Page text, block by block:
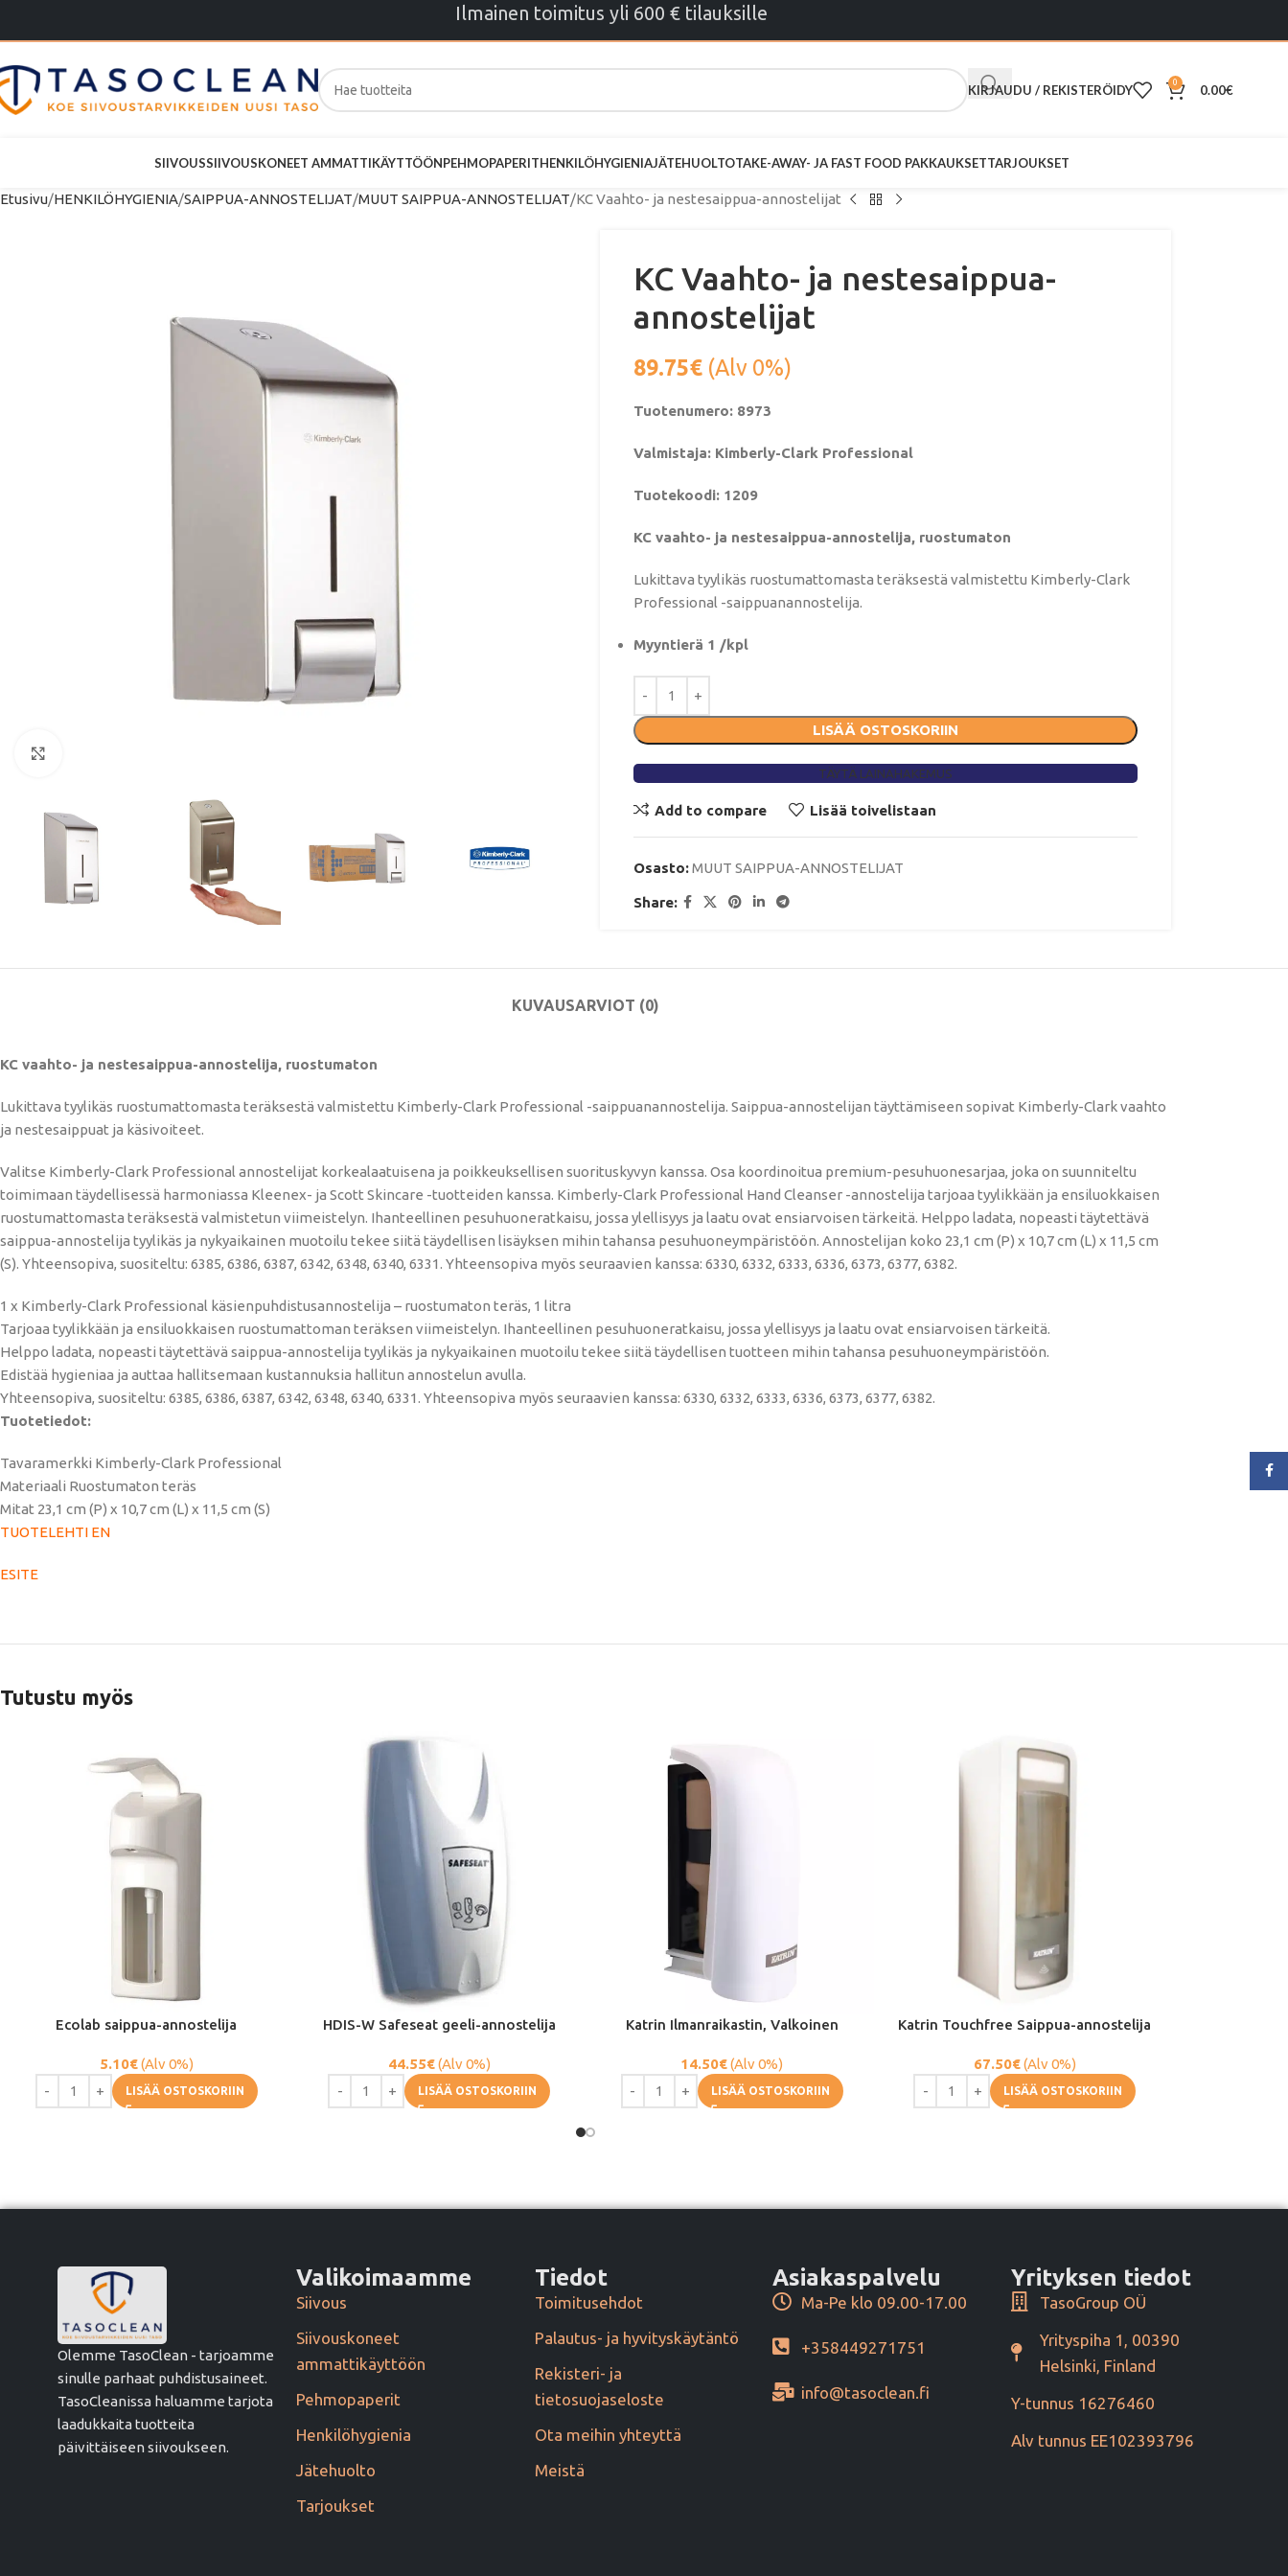
Ilmainen toimitus yli 600 € tilauksille
KIRJAUDU / REKISTERÖIDY 0 0.00€
SIIVOUSSIIVOUSKONEET AMMATTIKÄYTTÖÖNPEHMOPAPERITHENKILÖHYGIENIAJÄTEHUOLTOTAKE-AWAY- JA FAST FOOD PAKKAUKSETTARJOUKSET
Etusivu HENKILÖHYGIENIA SAIPPUA-ANNOSTELIJAT MUUT SAIPPUA-ANNOSTELIJAT KC Vaahto- ja nestesaippua-annostelijat
KC Vaahto- ja nestesaippua-
annostelijat
89.75€(Alv 0%)
Tuotenumero: 8973
Valmistaja: Kimberly-Clark Professional
Tuotekoodi: 1209
KC vaahto- ja nestesaippua-annostelija, ruostumaton
Lukittava tyylikäs ruostumattomasta teräksestä valmistettu Kimberly-Clark
Professional -saippuanannostelija.
Myyntierä 1 /kpl
LISÄÄ OSTOSKORIIN
TÄYTÄ LAINAHAKEMUS
Add to compare Lisää toivelistaan
Osasto:MUUT SAIPPUA-ANNOSTELIJAT
Share:
KUVAUSARVIOT (0)
KC vaahto- ja nestesaippua-annostelija, ruostumaton
Lukittava tyylikäs ruostumattomasta teräksestä valmistettu Kimberly-Clark Professional -saippuanannostelija. Saippua-annostelijan täyttämiseen sopivat Kimberly-Clark vaahto
ja nestesaippuat ja käsivoiteet.
Valitse Kimberly-Clark Professional annostelijat korkealaatuisena ja poikkeuksellisen suorituskyvyn kanssa. Osa koordinoitua premium-pesuhuonesarjaa, joka on suunniteltu
toimimaan täydellisessä harmoniassa Kleenex- ja Scott Skincare -tuotteiden kanssa. Kimberly-Clark Professional Hand Cleanser -annostelija tarjoaa tyylikkään ja ensiluokkaisen
ruostumattomasta teräksestä valmistetun viimeistelyn. Ihanteellinen pesuhuoneratkaisu, jossa ylellisyys ja laatu ovat ensiarvoisen tärkeitä. Helppo ladata, nopeasti täytettävä
saippua-annostelija tyylikäs ja nykyaikainen muotoilu tekee siitä täydellisen lisäyksen mihin tahansa pesuhuoneympäristöön. Annostelijan koko 23,1 cm (P) x 10,7 cm (L) x 11,5 cm
(S). Yhteensopiva, suositeltu: 6385, 6386, 6387, 6342, 6348, 6340, 6331. Yhteensopiva myös seuraavien kanssa: 6330, 6332, 6333, 6336, 6373, 6377, 6382.
1 x Kimberly-Clark Professional käsienpuhdistusannostelija – ruostumaton teräs, 1 litra
Tarjoaa tyylikkään ja ensiluokkaisen ruostumattoman teräksen viimeistelyn. Ihanteellinen pesuhuoneratkaisu, jossa ylellisyys ja laatu ovat ensiarvoisen tärkeitä.
Helppo ladata, nopeasti täytettävä saippua-annostelija tyylikäs ja nykyaikainen muotoilu tekee siitä täydellisen tuotteen mihin tahansa pesuhuoneympäristöön.
Edistää hygieniaa ja auttaa hallitsemaan kustannuksia hallitun annostelun avulla.
Yhteensopiva, suositeltu: 6385, 6386, 6387, 6342, 6348, 6340, 6331. Yhteensopiva myös seuraavien kanssa: 6330, 6332, 6333, 6336, 6373, 6377, 6382.
Tuotetiedot:
Tavaramerkki Kimberly-Clark Professional
Materiaali Ruostumaton teräs
Mitat 23,1 cm (P) x 10,7 cm (L) x 11,5 cm (S)
TUOTELEHTI EN
ESITE
Tutustu myös
Ecolab saippua-annostelija
5.10€(Alv 0%)
LISÄÄ OSTOSKORIIN
HDIS-W Safeseat geeli-annostelija
44.55€(Alv 0%)
LISÄÄ OSTOSKORIIN
Katrin Ilmanraikastin, Valkoinen
14.50€(Alv 0%)
LISÄÄ OSTOSKORIIN
Katrin Touchfree Saippua-annostelija
67.50€(Alv 0%)
LISÄÄ OSTOSKORIIN
Olemme TasoClean - tarjoamme
sinulle parhaat puhdistusaineet.
TasoCleanissa haluamme tarjota
laadukkaita tuotteita
päivittäiseen siivoukseen.
Valikoimaamme
Siivous
Siivouskoneet
ammattikäyttöön
Pehmopaperit
Henkilöhygienia
Jätehuolto
Tarjoukset
Tiedot
Toimitusehdot
Palautus- ja hyvityskäytäntö
Rekisteri- ja
tietosuojaseloste
Ota meihin yhteyttä
Meistä
Asiakaspalvelu
Ma-Pe klo 09.00-17.00
+358449271751
info@tasoclean.fi
Yrityksen tiedot
TasoGroup OÜ
Yrityspiha 1, 00390
Helsinki, Finland
Y-tunnus 16276460
Alv tunnus EE102393796